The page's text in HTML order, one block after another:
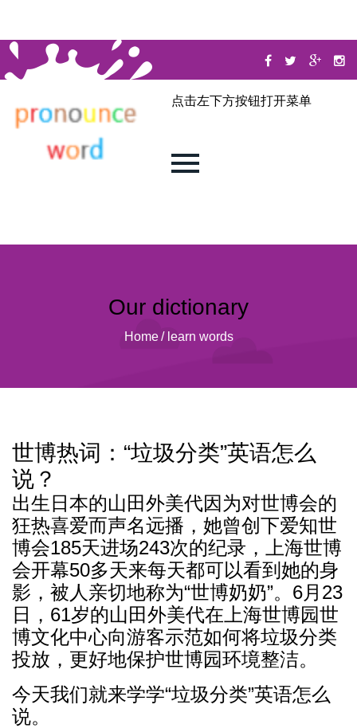
点击左下方按钮打开菜单
Our dictionary
Home / learn words
世博热词：“垃圾分类”英语怎么
说？
出生日本的山田外美代因为对世博会的
狂热喜爱而声名远播，她曾创下爱知世
博会185天进场243次的纪录，上海世博
会开幕50多天来每天都可以看到她的身
影，被人亲切地称为“世博奶奶”。6月23
日，61岁的山田外美代在上海世博园世
博文化中心向游客示范如何将垃圾分类
投放，更好地保护世博园环境整洁。
今天我们就来学学“垃圾分类”英语怎么
说。